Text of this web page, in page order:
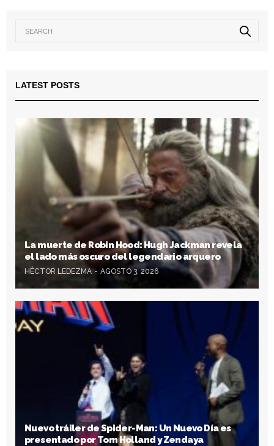
LATEST POSTS
La muerte de Robin Hood: Hugh Jackman revela
el lado más oscuro del legendario arquero
HÉCTOR LEDEZMA AGOSTO 3, 2026
Nuevo tráiler de Spider-Man: Un Nuevo Día es
presentado por Tom Holland y Zendaya